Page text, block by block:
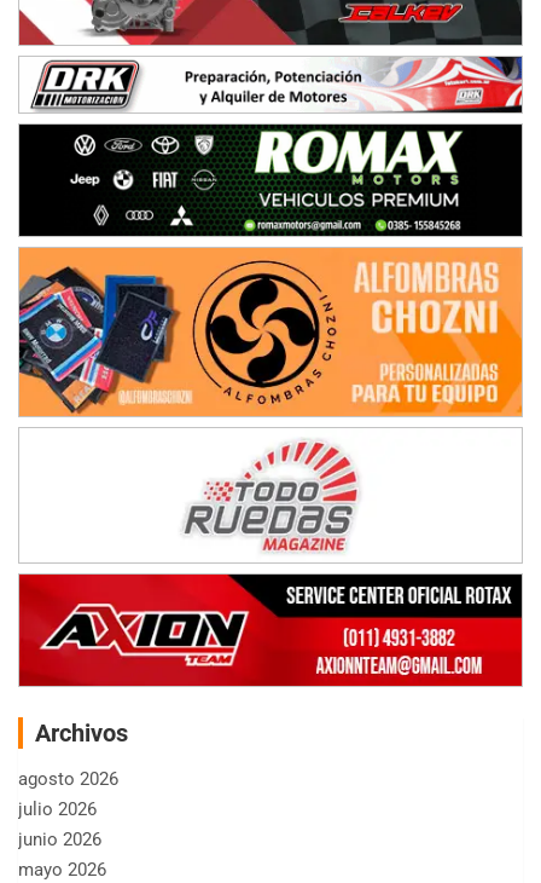
Archivos
agosto 2026
julio 2026
junio 2026
mayo 2026